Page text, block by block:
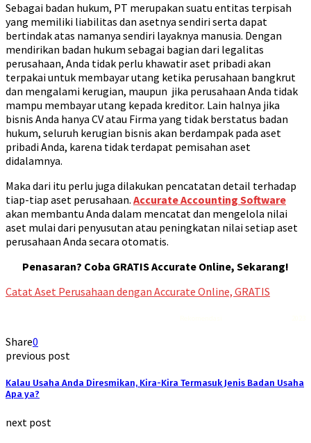
Sebagai badan hukum, PT merupakan suatu entitas terpisah
yang memiliki liabilitas dan asetnya sendiri serta dapat
bertindak atas namanya sendiri layaknya manusia. Dengan
mendirikan badan hukum sebagai bagian dari legalitas
perusahaan, Anda tidak perlu khawatir aset pribadi akan
terpakai untuk membayar utang ketika perusahaan bangkrut
dan mengalami kerugian, maupun jika perusahaan Anda tidak
mampu membayar utang kepada kreditor. Lain halnya jika
bisnis Anda hanya CV atau Firma yang tidak berstatus badan
hukum, seluruh kerugian bisnis akan berdampak pada aset
pribadi Anda, karena tidak terdapat pemisahan aset
didalamnya.
Maka dari itu perlu juga dilakukan pencatatan detail terhadap
tiap-tiap aset perusahaan. Accurate Accounting Software
akan membantu Anda dalam mencatat dan mengelola nilai
aset mulai dari penyusutan atau peningkatan nilai setiap aset
perusahaan Anda secara otomatis.
Penasaran? Coba GRATIS Accurate Online, Sekarang!
Catat Aset Perusahaan dengan Accurate Online, GRATIS
Share0
previous post
Kalau Usaha Anda Diresmikan, Kira-Kira Termasuk Jenis Badan Usaha
Apa ya?
next post